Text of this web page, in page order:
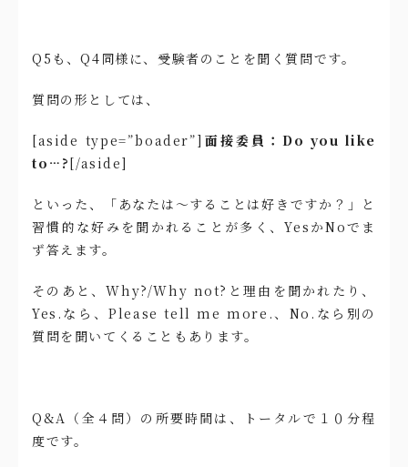
Q5も、Q4同様に、受験者のことを聞く質問です。
質問の形としては、
[aside type=”boader”] 面接委員：Do you like
to…?[/aside]
といった、「あなたは〜することは好きですか？」と
習慣的な好みを聞かれることが多く、YesかNoでま
ず答えます。
そのあと、Why?/Why not?と理由を聞かれたり、
Yes.なら、Please tell me more.、No.なら別の
質問を聞いてくることもあります。
Q&A（全４問）の所要時間は、トータルで１０分程
度です。